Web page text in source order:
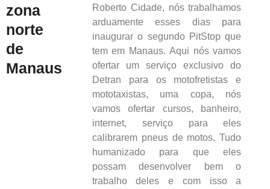
zona
norte
de
Manaus
Roberto Cidade, nós trabalhamos
arduamente esses dias para
inaugurar o segundo PitStop que
tem em Manaus. Aqui nós vamos
ofertar um serviço exclusivo do
Detran para os motofretistas e
mototaxistas, uma copa, nós
vamos ofertar cursos, banheiro,
internet, serviço para eles
calibrarem pneus de motos. Tudo
humanizado para que eles
possam desenvolver bem o
trabalho deles e com isso a